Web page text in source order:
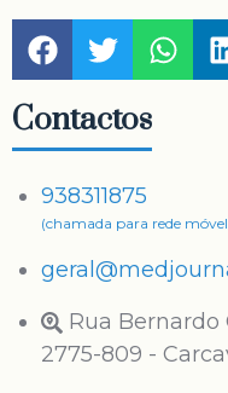
Contactos
938311875
(chamada para rede
Rua Bernardo
2775-809 -